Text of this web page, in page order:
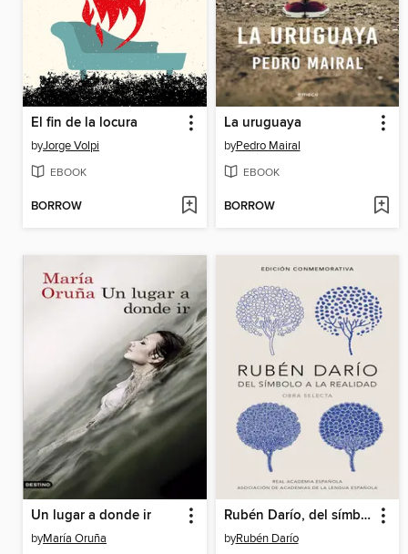
El fin de la locura
byJorge Volpi
EBOOK
BORROW
La uruguaya
byPedro Mairal
EBOOK
BORROW
Un lugar a donde ir
byMaría Oruña
Rubén Darío, del símbolo a la realidad
byRubén Darío